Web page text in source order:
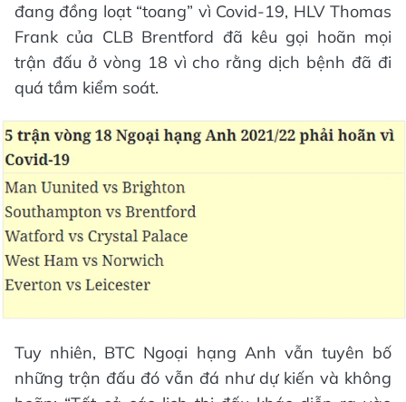
đang đồng loạt “toang” vì Covid-19, HLV Thomas
Frank của CLB Brentford đã kêu gọi hoãn mọi
trận đấu ở vòng 18 vì cho rằng dịch bệnh đã đi
quá tầm kiểm soát.
Tuy nhiên, BTC Ngoại hạng Anh vẫn tuyên bố
những trận đấu đó vẫn đá như dự kiến và không